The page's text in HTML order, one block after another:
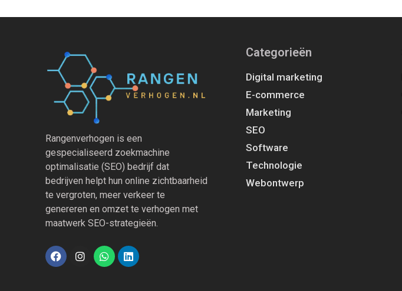
Rangenverhogen is een
gespecialiseerd zoekmachine
optimalisatie (SEO) bedrijf dat
bedrijven helpt hun online zichtbaarheid
te vergroten, meer verkeer te
genereren en omzet te verhogen met
maatwerk SEO-strategieën.
Categorieën
Digital marketing
E-commerce
Marketing
SEO
Software
Technologie
Webontwerp